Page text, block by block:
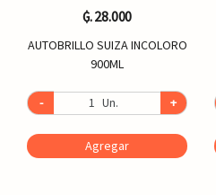
₲. 28.000
AUTOBRILLO SUIZA INCOLORO
900ML
- Un. +
Agregar